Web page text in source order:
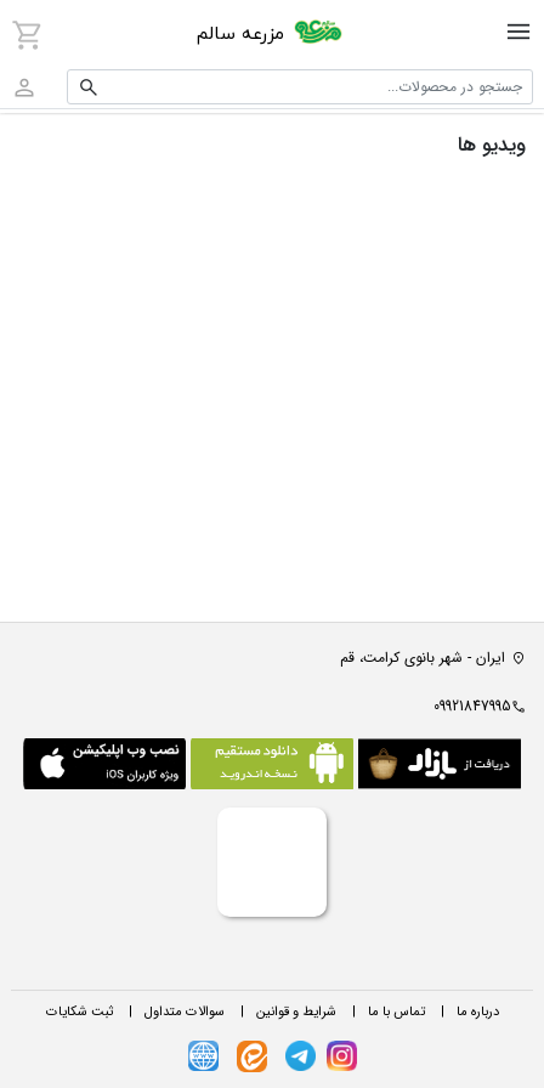
مزرعه سالم
جستجو در محصولات...
ویدیو ها
ایران - شهر بانوی کرامت، قم
09921847995
درباره ما | تماس با ما | شرایط و قوانین | سوالات متداول | ثبت شکایات